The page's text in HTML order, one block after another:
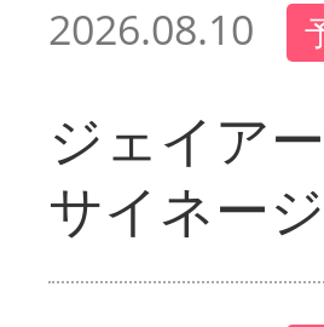
2026.08.10
ジェイア
サイネー